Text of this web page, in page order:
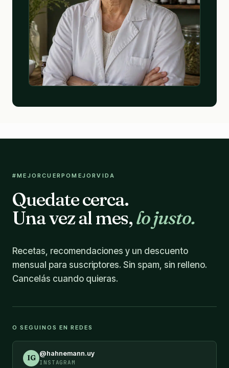
#MEJORCUERPOMEJORVIDA
Quedate cerca.
Una vez al mes,lo justo.
Recetas, recomendaciones y un descuento
mensual para suscriptores. Sin spam, sin relleno.
Cancelás cuando quieras.
O SEGUINOS EN REDES
IG
@hahnemann.uy
INSTAGRAM